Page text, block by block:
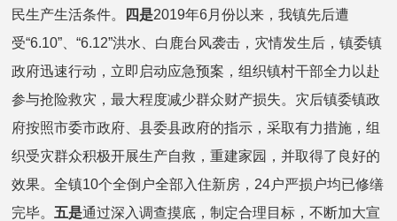
民生产生活条件。
四是2019年6月份以来，我镇先后遭
受“6.10”、“6.12”洪水、白鹿台风袭击，灾情发生后，镇委镇
政府迅速行动，立即启动应急预案，组织镇村干部全力以赴
参与抢险救灾，最大程度减少群众财产损失。灾后镇委镇政
府按照市委市政府、县委县政府的指示，采取有力措施，组
织受灾群众积极开展生产自救，重建家园，并取得了良好的
效果。全镇10个全倒户全部入住新房，24户严损户均已修缮
完毕。 五是通过深入调查摸底，制定合理目标，不断加大宣